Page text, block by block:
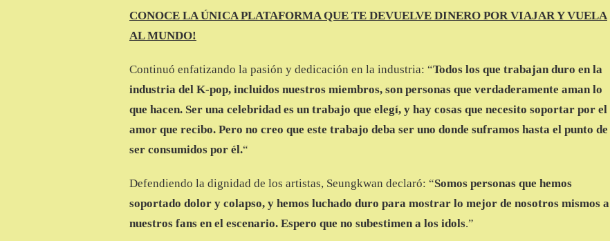
CONOCE LA ÚNICA PLATAFORMA QUE TE DEVUELVE DINERO POR VIAJAR Y VUELA
AL MUNDO!
Continuó enfatizando la pasión y dedicación en la industria: “Todos los que trabajan duro en la
industria del K-pop, incluidos nuestros miembros, son personas que verdaderamente aman lo
que hacen. Ser una celebridad es un trabajo que elegí, y hay cosas que necesito soportar por el
amor que recibo. Pero no creo que este trabajo deba ser uno donde suframos hasta el punto de
ser consumidos por él.“
Defendiendo la dignidad de los artistas, Seungkwan declaró: “Somos personas que hemos
soportado dolor y colapso, y hemos luchado duro para mostrar lo mejor de nosotros mismos a
nuestros fans en el escenario. Espero que no subestimen a los idols.”